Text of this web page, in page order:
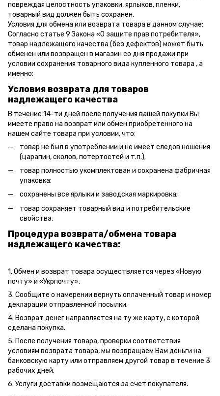
повреждая целостность упаковки, ярлыков, пленки,
товарный вид должен быть сохранен.
Условия для обмена или возврата товара в данном случае:
Согласно статье 9 Закона «О защите прав потребителя»,
товар надлежащего качества (без дефектов) может быть
обменен или возвращен в магазин со дня продажи при
условии сохранения товарного вида купленного товара , а
именно:
Условия возврата для товаров
надлежащего качества
В течение 14-ти дней после получения вашей покупки Вы
имеете право на возврат или обмен приобретенного на
нашем сайте товара при условии, что:
товар не был в употреблении и не имеет следов ношения
(царапин, сколов, потертостей и т.п.);
товар полностью укомплектован и сохранена фабричная
упаковка;
сохранены все ярлыки и заводская маркировка;
товар сохраняет товарный вид и потребительские
свойства.
Процедура возврата/обмена товара
надлежащего качества:
1. Обмен и возврат товара осуществляется через «Новую
почту» и «Укрпочту».
3. Сообщите о намерении вернуть оплаченный товар и номер
декларации отправленной посылки.
4. Возврат денег направляется на ту же карту, с которой
сделана покупка.
5. После получения товара, проверки соответствия
условиям возврата товара, мы возвращаем Вам деньги на
банковскую карту или отправляем другой товар в течение 3
рабочих дней.
6. Услуги доставки возмещаются за счет покупателя.